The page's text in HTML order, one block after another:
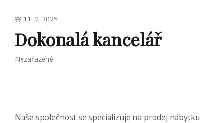
11. 2. 2025
Dokonalá kancelář
Nezařazené
Naše společnost se specializuje na prodej nábytku